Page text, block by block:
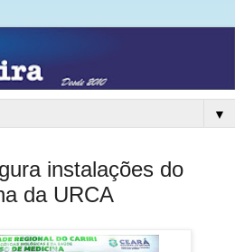
▼
instalações do
da URCA